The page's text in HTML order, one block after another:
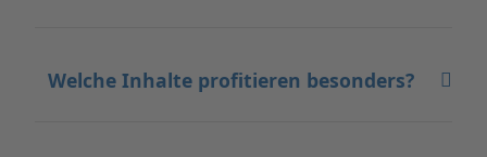
Welche Inhalte profitieren besonders?